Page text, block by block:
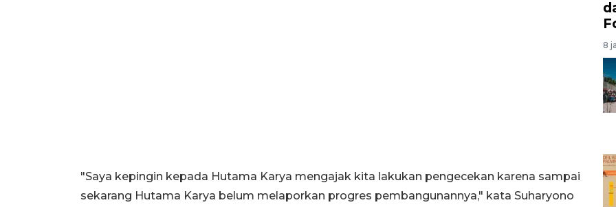
"Saya kepingin kepada Hutama Karya mengajak kita lakukan pengecekan karena sampai
sekarang Hutama Karya belum melaporkan progres pembangunannya," kata Suharyono
8